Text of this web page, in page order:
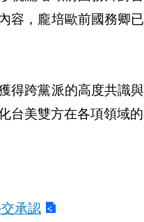
容，龐培歐前國務卿
得跨黨派的高度共識
美雙方在各項領域的
承認